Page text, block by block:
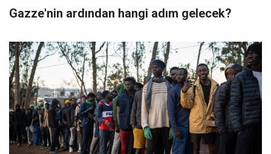
Gazze'nin ardından hangi adım gelecek?